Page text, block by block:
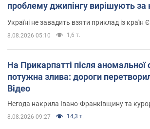
проблему джипінгу вирішують за
Україні не завадить взяти приклад із країн
8.08.2026 05:10 1,6 т.
На Прикарпатті після
потужна злива: дороги
Відео
Негода накрила Івано-Франківщину та
8.08.2026 09:27 14,3 т.